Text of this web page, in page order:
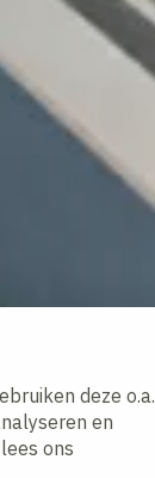
deze o.a.
en
ons